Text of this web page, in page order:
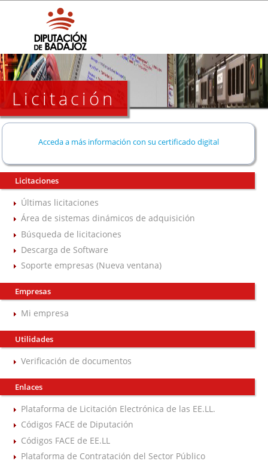
Licitación
Acceda a más información con su certificado digital
Licitaciones
Últimas licitaciones
Área de sistemas dinámicos de adquisición
Búsqueda de licitaciones
Descarga de Software
Soporte empresas (Nueva ventana)
Empresas
Mi empresa
Utilidades
Verificación de documentos
Enlaces
Plataforma de Licitación Electrónica de las EE.LL.
Códigos FACE de Diputación
Códigos FACE de EE.LL
Plataforma de Contratación del Sector Público